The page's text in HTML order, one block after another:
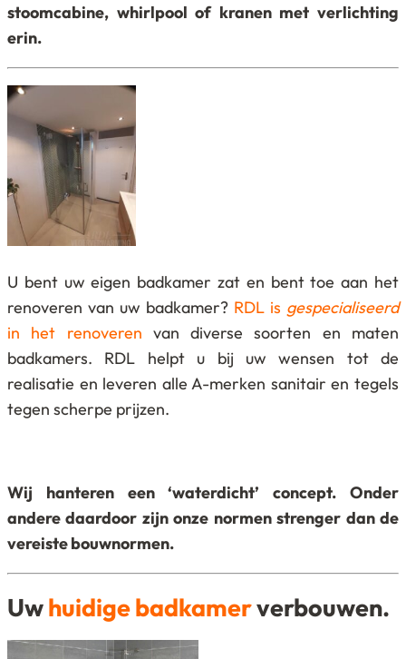
stoomcabine, whirlpool of kranen met verlichting
erin.
U bent uw eigen badkamer zat en bent toe aan het
renoveren van uw badkamer? RDL is gespecialiseerd
in het renoveren van diverse soorten en maten
badkamers. RDL helpt u bij uw wensen tot de
realisatie en leveren alle A-merken sanitair en tegels
tegen scherpe prijzen.
Wij hanteren een ‘waterdicht’ concept. Onder
andere daardoor zijn onze normen strenger dan de
vereiste bouwnormen.
Uwhuidige badkamerverbouwen.